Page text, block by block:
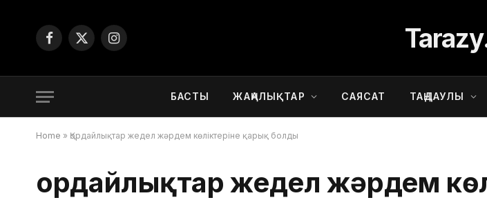
Facebook
X
Instagram
БАСТЫ ЖАҢАЛЫҚТАР САЯСАТ ТАҢДАУЛЫ
Home » Қордайлықтар жедел жәрдем көліктеріне қарық болды
Қордайлықтар жедел жәрдем